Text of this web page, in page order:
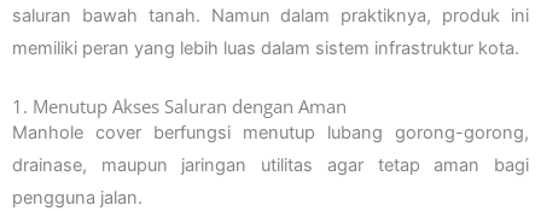
saluran bawah tanah. Namun dalam praktiknya, produk ini
memiliki peran yang lebih luas dalam sistem infrastruktur kota.
1. Menutup Akses Saluran dengan Aman
Manhole cover berfungsi menutup lubang gorong-gorong,
drainase, maupun jaringan utilitas agar tetap aman bagi
pengguna jalan.